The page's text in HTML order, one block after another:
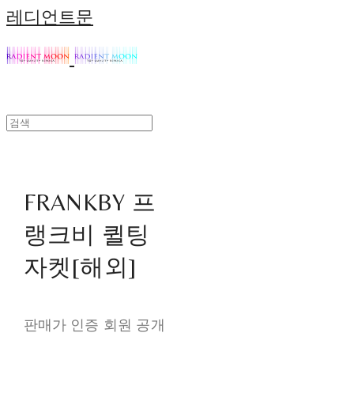
레디언트문
FRANKBY 프
랭크비 퀼팅
자켓[해외]
판매가 인증 회원 공개